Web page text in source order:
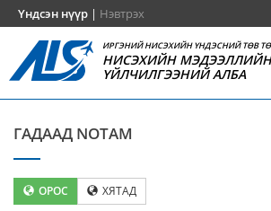
Үндсэн нүүр | Нэвтрэх
ИРГЭНИЙ НИСЭХИЙН ҮНДЭСНИЙ ТӨВ
НИСЭХИЙН
ҮЙЛЧИЛГЭЭНИЙ АЛБА
ГАДААД NOTAM
ОРОС ХЯТАД